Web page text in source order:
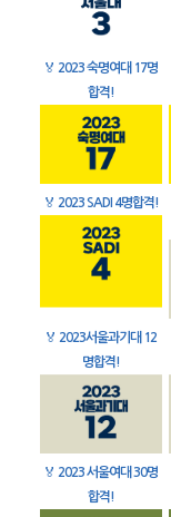
🏅 2023 숙명여대 17명
합격!
🏅 2023 SADI 4명합격!
🏅 2023서울과기대 12
명합격!
🏅 2023 서울여대 30명
합격!